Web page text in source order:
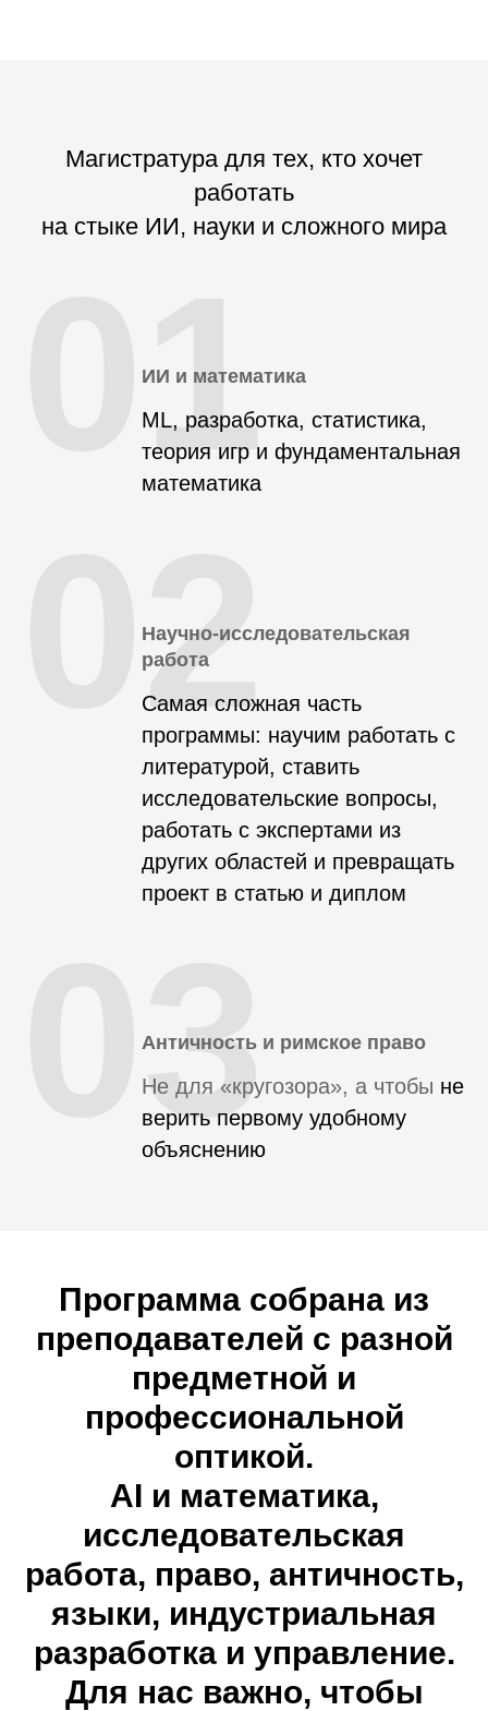
Магистратура для тех, кто хочет
работать
на стыке ИИ, науки и сложного мира
ИИ и математика
ML, разработка, статистика,
теория игр и фундаментальная
математика
01
Научно-исследовательская
работа
Самая сложная часть
программы: научим работать с
литературой, ставить
исследовательские вопросы,
работать с экспертами из
других областей и превращать
проект в статью и диплом
02
Античность и римское право
Не для «кругозора», а чтобы не
верить первому удобному
объяснению
03
Программа собрана из
преподавателей с разной
предметной и
профессиональной
оптикой.
AI и математика,
исследовательская
работа, право, античность,
языки, индустриальная
разработка и управление.
Для нас важно, чтобы